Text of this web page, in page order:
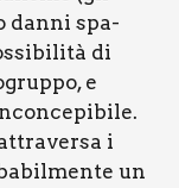
dan­ni spa­
di
e
i
un